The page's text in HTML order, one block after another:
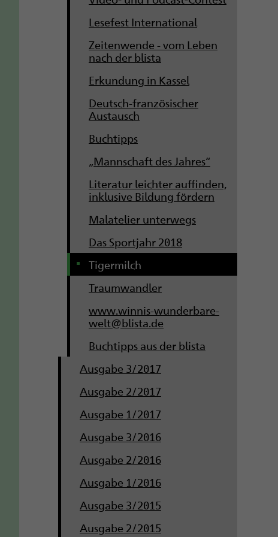
Lesefest International
Zeitenwende - vom Leben
nach der blista
Erkundung in Kassel
Deutsch-französischer
Austausch
Buchtipps
„Mannschaft des Jahres“
Literatur leichter auffinden,
inklusive Bildung fördern
Malatelier unterwegs
Das Sportjahr 2018
Tigermilch
Traumwandler
www.winnis-wunderbare-
welt@blista.de
Buchtipps aus der blista
Ausgabe 3/2017
Ausgabe 2/2017
Ausgabe 1/2017
Ausgabe 3/2016
Ausgabe 2/2016
Ausgabe 1/2016
Ausgabe 3/2015
Ausgabe 2/2015